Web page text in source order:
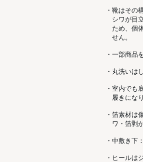
・靴はその
シワが目
ため、個
せん。
・一部商品
・丸洗いは
・室内でも
履きにな
・箔素材は
ワ・箔剥
・中敷き下
・ヒールは